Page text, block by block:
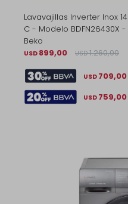
Lavavajillas Inverter Inox 14
C - Modelo BDFN26430X -
Beko
USD 899,00 USD 1.260,00
USD 709,00
USD 759,00